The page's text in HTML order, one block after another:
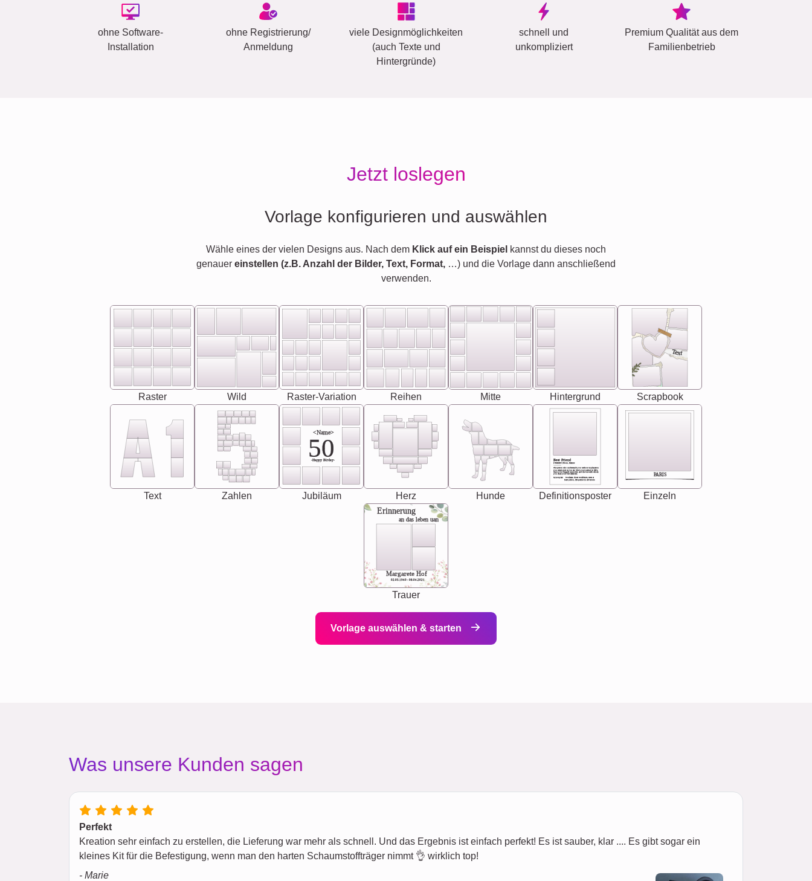
ohne Software-
Installation
ohne Registrierung/
Anmeldung
viele Designmöglichkeiten
(auch Texte und
Hintergründe)
schnell und
unkompliziert
Premium Qualität aus dem
Familienbetrieb
Jetzt loslegen
Vorlage konfigurieren und auswählen
Wähle eines der vielen Designs aus. Nach dem Klick auf ein Beispiel kannst du dieses noch
genauer einstellen (z.B. Anzahl der Bilder, Text, Format, …) und die Vorlage dann anschließend
verwenden.
Raster Wild Raster-Variation Reihen Mitte Hintergrund
Text
Scrapbook
Text Zahlen
<Name>
50
-Happy Birday-
Jubiläum Herz Hunde
Best Friend
[<NAME>] Noun, feminie
Synonyms: Soulmate, closet confidante, sister at
heart person, life partner in adventure.
The person who understands you without explanation
you accepts just as you are. She's your partner in life's,
chaos your biggest supporter, and the one with whom
you share your best memories.
Definitionsposter
PARIS
Einzeln
Erinnerung
an das leben uan
Margarete Hof
02.05.1940 - 08.04.2021
Trauer
Vorlage auswählen & starten
Was unsere Kunden sagen
Perfekt
Kreation sehr einfach zu erstellen, die Lieferung war mehr als schnell. Und das Ergebnis ist einfach perfekt! Es ist sauber, klar .... Es gibt sogar ein
kleines Kit für die Befestigung, wenn man den harten Schaumstoffträger nimmt 👌 wirklich top!
- Marie